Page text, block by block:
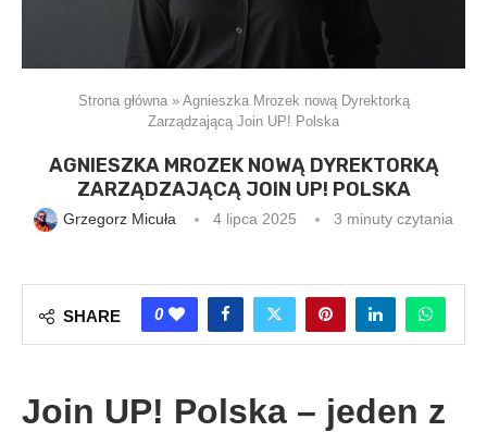
Strona główna» Agnieszka Mrozek nową Dyrektorką
Zarządzającą Join UP! Polska
AGNIESZKA MROZEK NOWĄ DYREKTORKĄ
ZARZĄDZAJĄCĄ JOIN UP! POLSKA
Grzegorz Micuła 4 lipca 2025 3 minuty czytania
SHARE 0
Join UP! Polska – jeden z